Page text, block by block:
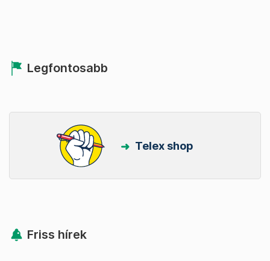
Legfontosabb
Telex shop
Friss hírek